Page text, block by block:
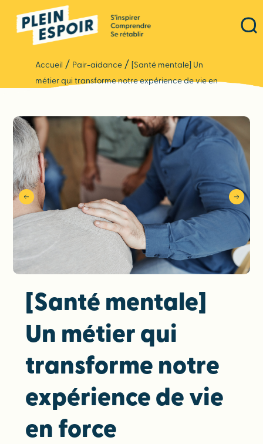
Accueil / Pair-aidance/
[Santé mentale] Un
métier qui transforme notre expérience de vie en
[Santé mentale]
Un métier qui
transforme notre
expérience de vie
en force
Panneau de gestion des cookies